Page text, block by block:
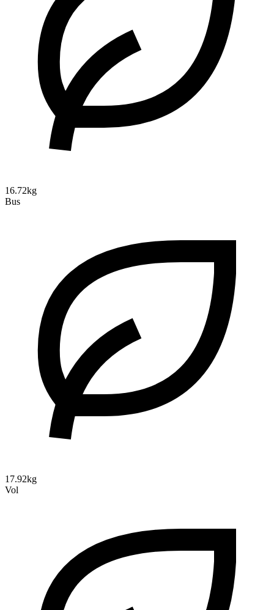
16.72kg
Bus
17.92kg
Vol